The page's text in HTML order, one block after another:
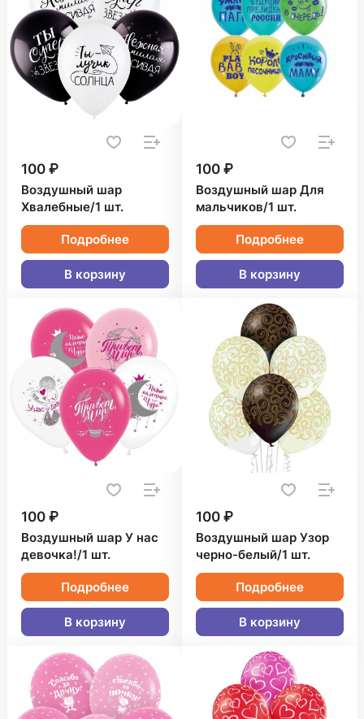
100 ₽
Воздушный шар
Хвалебные/1 шт.
Подробнее
В корзину
100 ₽
Воздушный шар Для
мальчиков/1 шт.
Подробнее
В корзину
100 ₽
Воздушный шар У нас
девочка!/1 шт.
Подробнее
В корзину
100 ₽
Воздушный шар Узор
черно-белый/1 шт.
Подробнее
В корзину